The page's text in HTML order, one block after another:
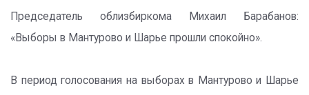
Председатель облизбиркома Михаил Барабанов:
«Выборы в Мантурово и Шарье прошли спокойно».
В период голосования на выборах в Мантурово и Шарье